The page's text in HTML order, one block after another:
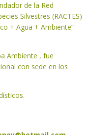
de la Red
Silvestres (RACTES)
+ Agua + Ambiente”
Ambiente , fue
con sede en los